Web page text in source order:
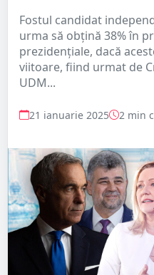
Fostul candidat
urma să obțină 38% în
prezidențiale, dacă
viitoare, fiind urmat de
UDM...
21 ianuarie 2025 2 min